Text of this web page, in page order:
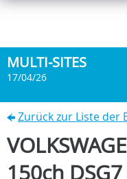
MULTI-SITES
17/04/26
Zurück zur Liste der
150ch